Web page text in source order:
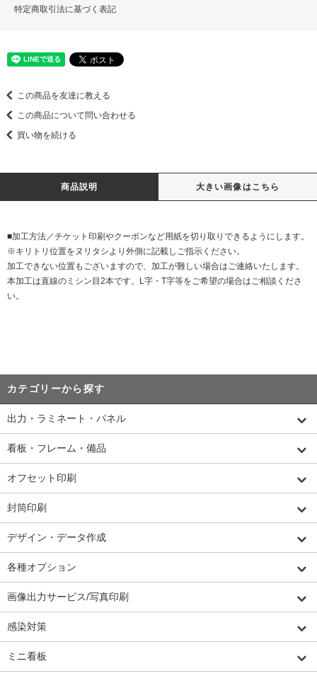
特定商取引法に基づく表記
この商品を友達に教える
この商品について問い合わせる
買い物を続ける
商品説明 大きい画像はこちら
■加工方法／チケット印刷やクーポンなど用紙を切り取りできるようにします。
※キリトリ位置をヌリタシより外側に記載しご指示ください。
加工できない位置もございますので、加工が難しい場合はご連絡いたします。
本加工は直線のミシン目2本です。L字・T字等をご希望の場合はご相談くださ
い。
カテゴリーから探す
出力・ラミネート・パネル
看板・フレーム・備品
オフセット印刷
封筒印刷
デザイン・データ作成
各種オプション
画像出力サービス/写真印刷
感染対策
ミニ看板